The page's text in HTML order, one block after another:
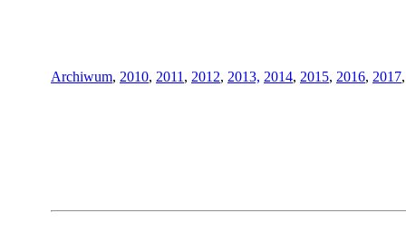
Archiwum, 2010, 2011 , 2012, 2013, 2014, 2015, 2016, 2017